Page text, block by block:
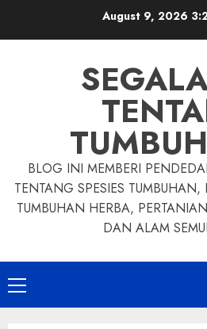
August 9, 2026
BLOG INI MEMBERI
TENTANG SPESIES
TUMBUHAN HERBA,
DAN ALAM
Primary
Menu